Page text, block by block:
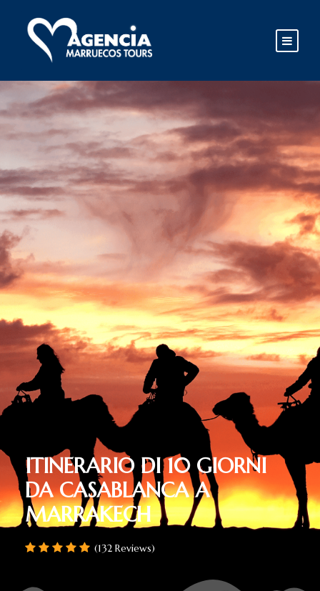
ITINERARIO DI 10 GIORNI
DA CASABLANCA A
MARRAKECH
(132 Reviews)